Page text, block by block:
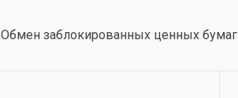
Обмен заблокированных ценных бумаг